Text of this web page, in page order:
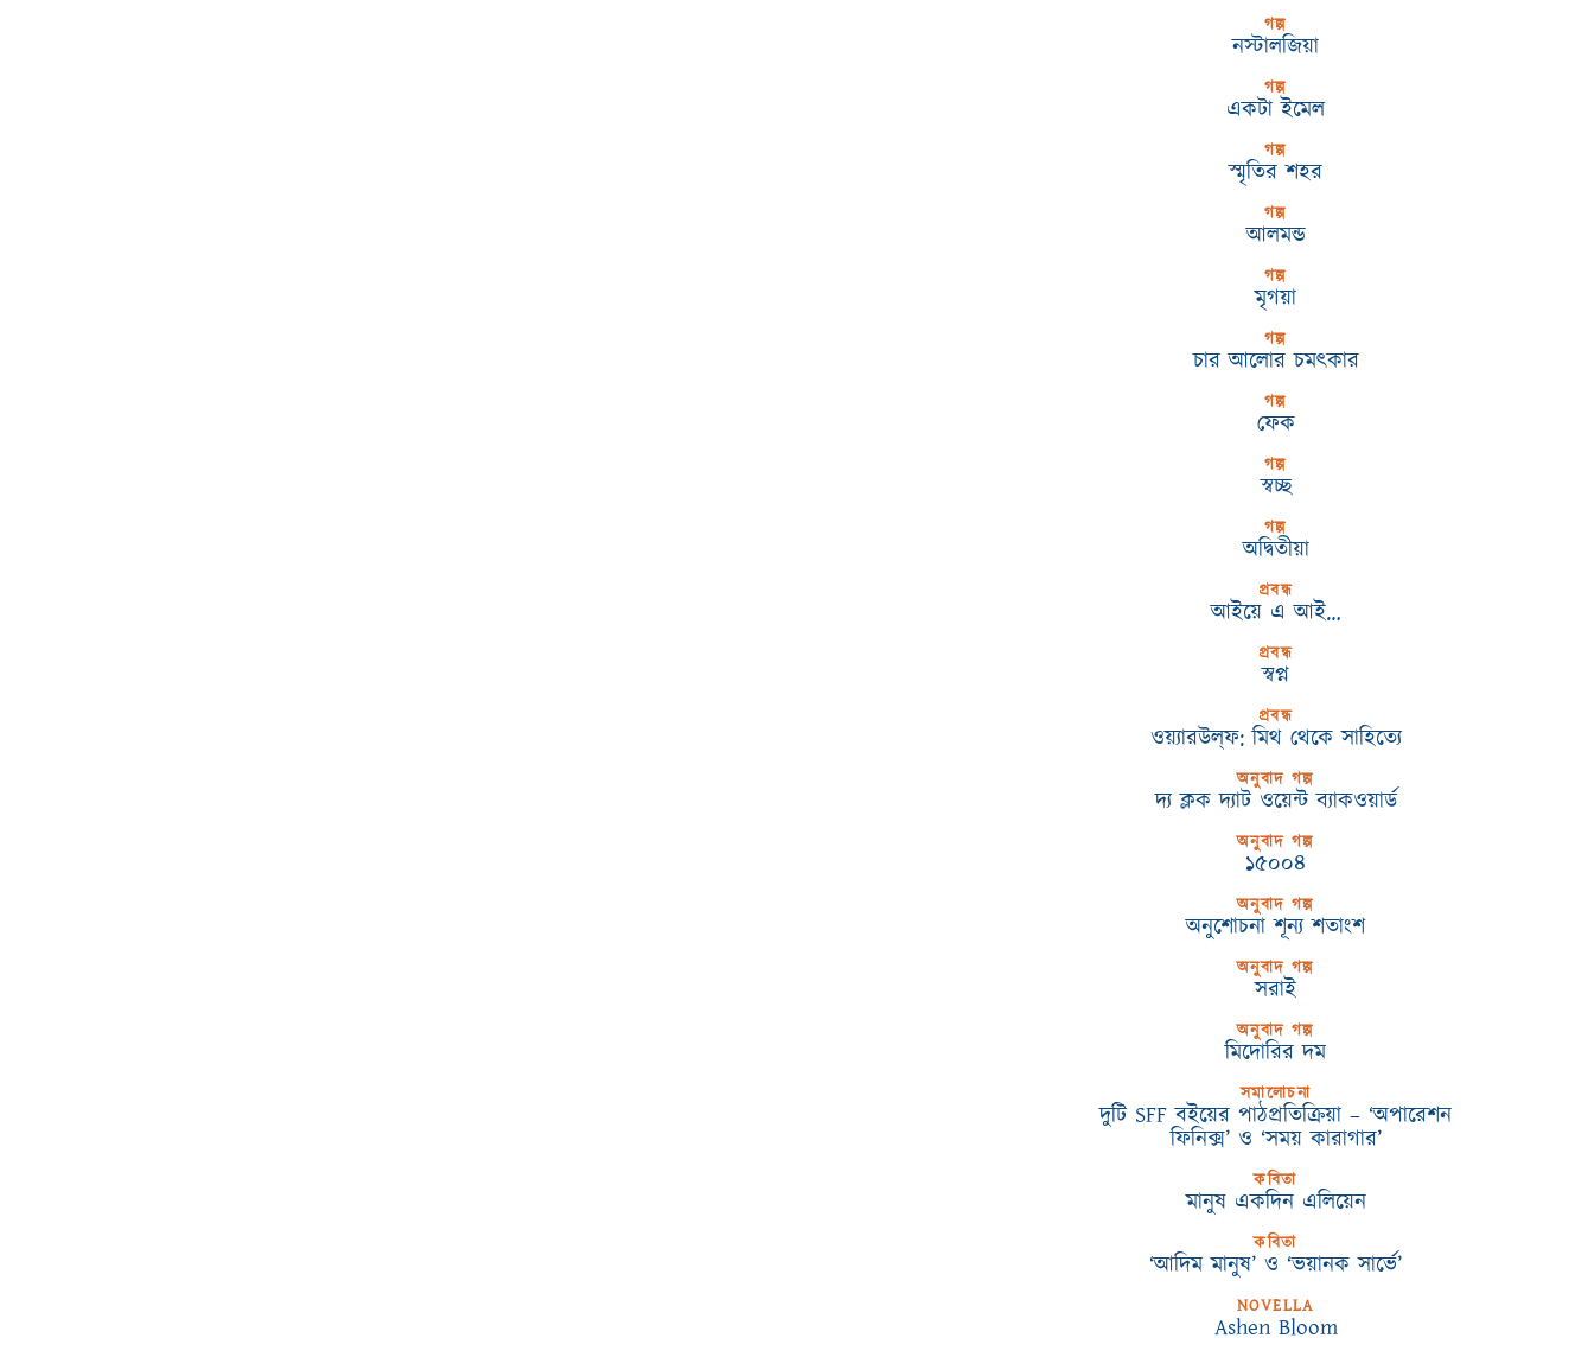
গল্প
নস্টালজিয়া
গল্প
একটা ইমেল
গল্প
স্মৃতির শহর
গল্প
আলমন্ড
গল্প
মৃগয়া
গল্প
চার আলোর চমৎকার
গল্প
ফেক
গল্প
স্বচ্ছ
গল্প
অদ্বিতীয়া
প্রবন্ধ
আইয়ে এ আই…
প্রবন্ধ
স্বপ্ন
প্রবন্ধ
ওয়্যারউল্‌ফ: মিথ থেকে সাহিত্যে
অনুবাদ গল্প
দ্য ক্লক দ্যাট ওয়েন্ট ব্যাকওয়ার্ড
অনুবাদ গল্প
১৫০০৪
অনুবাদ গল্প
অনুশোচনা শূন্য শতাংশ
অনুবাদ গল্প
সরাই
অনুবাদ গল্প
মিদোরির দম
সমালোচনা
দুটি SFF বইয়ের পাঠপ্রতিক্রিয়া – ‘অপারেশন
ফিনিক্স’ ও ‘সময় কারাগার’
কবিতা
মানুষ একদিন এলিয়েন
কবিতা
‘আদিম মানুষ’ ও ‘ভয়ানক সার্ভে’
NOVELLA
Ashen Bloom